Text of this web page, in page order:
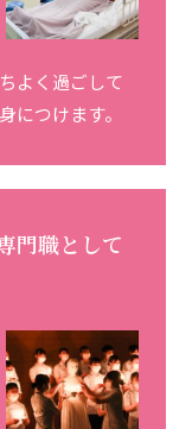
よく過ごして
につけます。
門職として